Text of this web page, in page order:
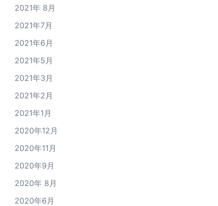
2021年 8月
2021年7月
2021年6月
2021年5月
2021年3月
2021年2月
2021年1月
2020年12月
2020年11月
2020年9月
2020年 8月
2020年6月